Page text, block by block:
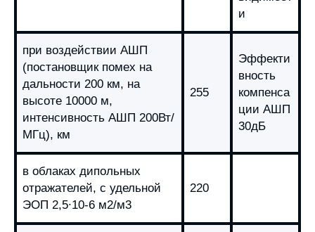
и
при воздействии АШП
(постановщик помех на
дальности 200 км, на
высоте 10000 м,
интенсивность АШП 200Вт/
МГц), км
255
Эффекти
вность
компенса
ции АШП
30дБ
в облаках дипольных
отражателей, с удельной
ЭОП 2,5∙10-6 м2/м3
220